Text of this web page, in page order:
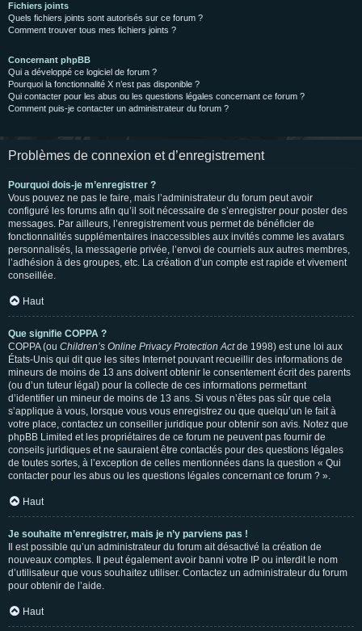
Fichiers joints
Quels fichiers joints sont autorisés sur ce forum ?
Comment trouver tous mes fichiers joints ?
Concernant phpBB
Qui a développé ce logiciel de forum ?
Pourquoi la fonctionnalité X n’est pas disponible ?
Qui contacter pour les abus ou les questions légales concernant ce forum ?
Comment puis-je contacter un administrateur du forum ?
Problèmes de connexion et d’enregistrement
Pourquoi dois-je m’enregistrer ?
Vous pouvez ne pas le faire, mais l’administrateur du forum peut avoir
configuré les forums afin qu’il soit nécessaire de s’enregistrer pour poster des
messages. Par ailleurs, l’enregistrement vous permet de bénéficier de
fonctionnalités supplémentaires inaccessibles aux invités comme les avatars
personnalisés, la messagerie privée, l’envoi de courriels aux autres membres,
l’adhésion à des groupes, etc. La création d’un compte est rapide et vivement
conseillée.
Haut
Que signifie COPPA ?
COPPA (ou Children’s Online Privacy Protection Actde 1998) est une loi aux
États-Unis qui dit que les sites Internet pouvant recueillir des informations de
mineurs de moins de 13 ans doivent obtenir le consentement écrit des parents
(ou d’un tuteur légal) pour la collecte de ces informations permettant
d’identifier un mineur de moins de 13 ans. Si vous n’êtes pas sûr que cela
s’applique à vous, lorsque vous vous enregistrez ou que quelqu’un le fait à
votre place, contactez un conseiller juridique pour obtenir son avis. Notez que
phpBB Limited et les propriétaires de ce forum ne peuvent pas fournir de
conseils juridiques et ne sauraient être contactés pour des questions légales
de toutes sortes, à l’exception de celles mentionnées dans la question « Qui
contacter pour les abus ou les questions légales concernant ce forum ? ».
Haut
Je souhaite m’enregistrer, mais je n’y parviens pas !
Il est possible qu’un administrateur du forum ait désactivé la création de
nouveaux comptes. Il peut également avoir banni votre IP ou interdit le nom
d’utilisateur que vous souhaitez utiliser. Contactez un administrateur du forum
pour obtenir de l’aide.
Haut